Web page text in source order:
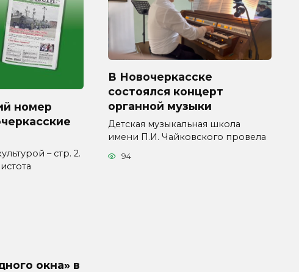
номер
– стр. 2.
В Новочеркасске
состоялся концерт
органной музыки
Детская музыкальная школа
имени П.И. Чайковского провела
94
окна» в